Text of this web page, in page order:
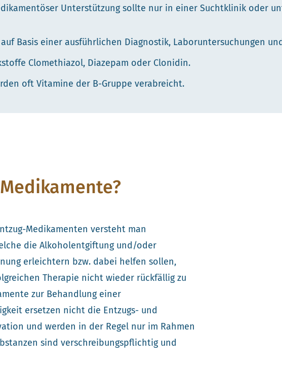
Unterstützung sollte nur in einer Suchtklinik oder
Basis einer ausführlichen Diagnostik, Laboruntersuchungen
Clomethiazol, Diazepam oder Clonidin.
oft Vitamine der B-Gruppe verabreicht.
Medikamenten versteht man
die Alkoholentgiftung und/oder
erleichtern bzw. dabei helfen sollen,
Therapie nicht wieder rückfällig zu
zur Behandlung einer
ersetzen nicht die Entzugs- und
und werden in der Regel nur im Rahmen
sind verschreibungspflichtig und